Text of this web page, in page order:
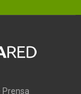
Prensa